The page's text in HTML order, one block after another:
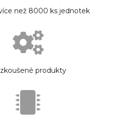
než 8000 ks jednotek
produkty